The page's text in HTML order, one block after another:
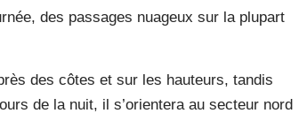
des passages nuageux sur la plupart
des côtes et sur les hauteurs, tandis
de la nuit, il s’orientera au secteur nord